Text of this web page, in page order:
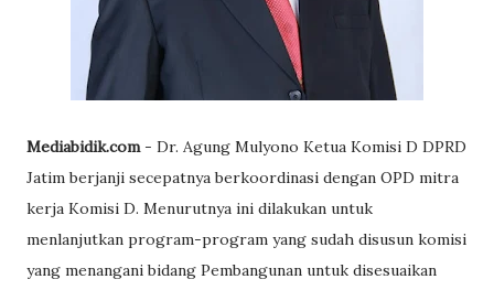
Mediabidik.com- Dr. Agung Mulyono Ketua Komisi D DPRD
Jatim berjanji secepatnya berkoordinasi dengan OPD mitra
kerja Komisi D. Menurutnya ini dilakukan untuk
menlanjutkan program-program yang sudah disusun komisi
yang menangani bidang Pembangunan untuk disesuaikan